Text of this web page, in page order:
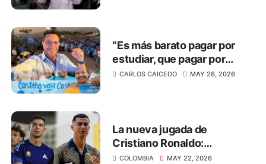
“Es más barato pagar por
estudiar, que pagar por
construir cárceles y
CARLOS CAICEDO MAY 26, 2026
La nueva jugada de
Cristiano Ronaldo:
transmitirá el Mundial 2026
COLOMBIA MAY 22, 2026